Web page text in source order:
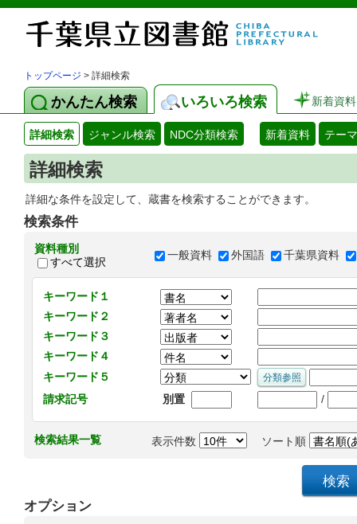
トップページ > 詳細検索
かんたん検索 いろいろ検索 新着資料
詳細検索 ジャンル検索 NDC分類検索 新着資料 テー
詳細検索
詳細な条件を設定して、蔵書を検索することができます。
検索条件
資料種別
すべて選択
一般資料 外国語 千葉県資料
キーワード１
キーワード２
キーワード３
キーワード４
キーワード５
請求記号
別置 /
検索結果一覧 表示件数 ソート順
オプション